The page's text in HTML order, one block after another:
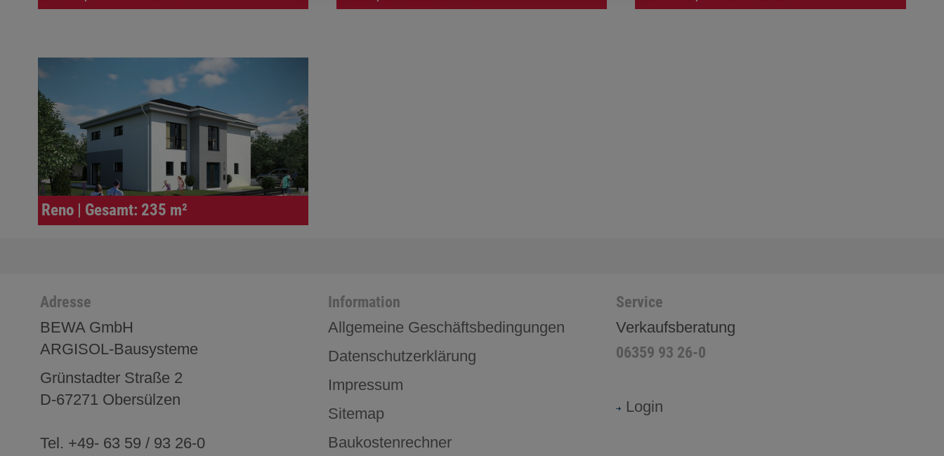
Reno | Gesamt: 235 m²
Adresse
BEWA GmbH
ARGISOL-Bausysteme
Grünstadter Straße 2
D-67271 Obersülzen
Tel. +49- 63 59 / 93 26-0
Information
Allgemeine Geschäftsbedingungen
Datenschutzerklärung
Impressum
Sitemap
Baukostenrechner
Service
Verkaufsberatung
06359 93 26-0
Login